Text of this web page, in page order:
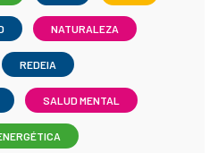
NATURALEZA
REDEIA
SALUD MENTAL